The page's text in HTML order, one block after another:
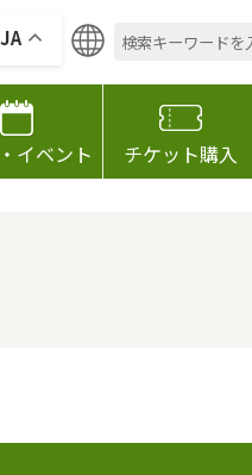
JA
検
GALLELY
イベント チケット購入